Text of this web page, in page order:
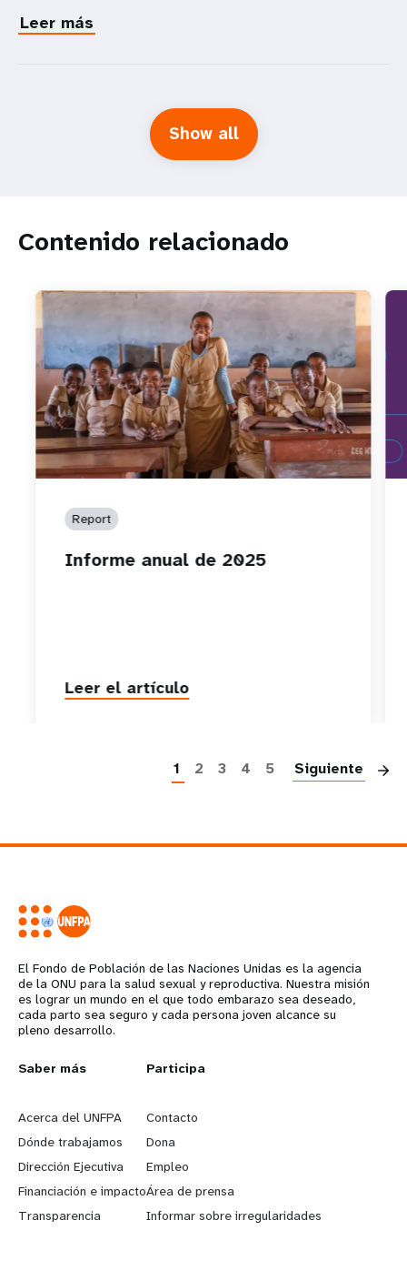
Leer más
Show all
Contenido relacionado
Report
Informe anual de 2025
Leer el artículo
1 2 3 4 5 Siguiente
El Fondo de Población de las Naciones Unidas es la agencia
de la ONU para la salud sexual y reproductiva. Nuestra misión
es lograr un mundo en el que todo embarazo sea deseado,
cada parto sea seguro y cada persona joven alcance su
pleno desarrollo.
L
e
a
r
n
Saber más
Acerca del UNFPA
Dónde trabajamos
Dirección Ejecutiva
Financiación e impacto
Transparencia
G
o
b
e
y
Participa
Contacto
Dona
Empleo
Área de prensa
Informar sobre irregularidades